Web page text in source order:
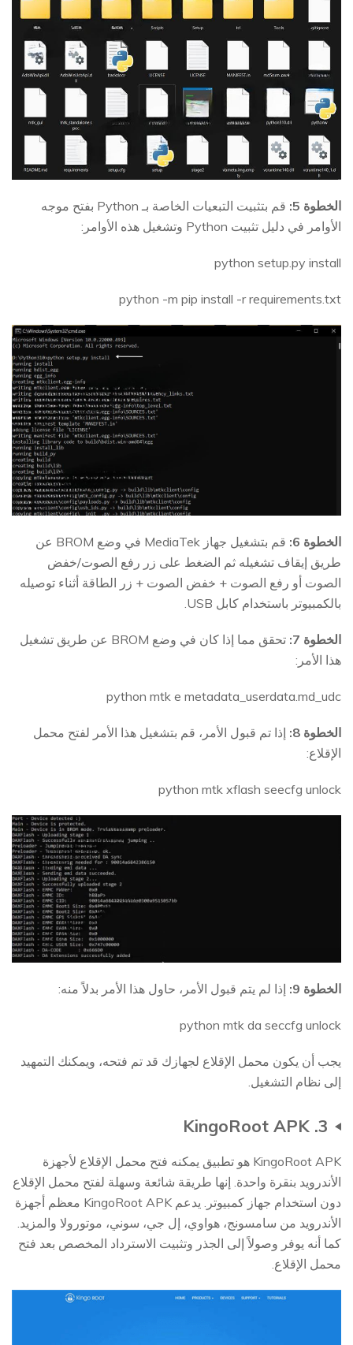
الخطوة 5:
قم بتثبيت التبعيات الخاصة بـ Python بفتح موجه
الأوامر في دليل تثبيت Python وتشغيل هذه الأوامر:
python setup.py install
python -m pip install -r requirements.txt
الخطوة 6:
قم بتشغيل جهاز MediaTek في وضع BROM عن
طريق إيقاف تشغيله ثم الضغط على زر رفع الصوت/خفض
الصوت أو رفع الصوت + خفض الصوت + زر الطاقة أثناء توصيله
بالكمبيوتر باستخدام كابل USB.
الخطوة 7:
تحقق مما إذا كان في وضع BROM عن طريق تشغيل
هذا الأمر:
python mtk e metadata_userdata.md_udc
الخطوة 8:
إذا تم قبول الأمر، قم بتشغيل هذا الأمر لفتح محمل
الإقلاع:
python mtk xflash seecfg unlock
الخطوة 9: إذا لم يتم قبول الأمر، حاول هذا الأمر بدلاً منه:
python mtk da seccfg unlock
يجب أن يكون محمل الإقلاع لجهازك قد تم فتحه، ويمكنك التمهيد
إلى نظام التشغيل.
3. KingoRoot APK
KingoRoot APK هو تطبيق يمكنه فتح محمل الإقلاع لأجهزة
الأندرويد بنقرة واحدة. إنها طريقة شائعة وسهلة لفتح محمل الإقلاع
دون استخدام جهاز كمبيوتر. يدعم KingoRoot APK معظم أجهزة
الأندرويد من سامسونج، هواوي، إل جي، سوني، موتورولا والمزيد.
كما أنه يوفر وصولاً إلى الجذر وتثبيت الاسترداد المخصص بعد فتح
محمل الإقلاع.